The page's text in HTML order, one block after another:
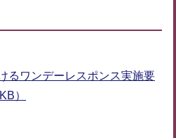
るワンデーレスポンス実施要
）